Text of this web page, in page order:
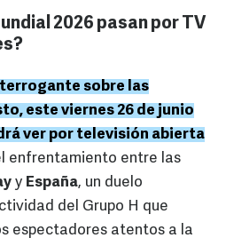
2026 pasan por TV
sobre las
este viernes 26 de junio
ver por televisión abierta
enfrentamiento entre las
y España, un duelo
del Grupo H que
espectadores atentos a la